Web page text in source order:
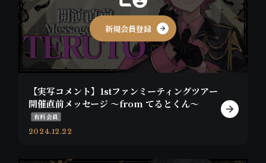
新規会員登録
【実写コメント】1stファンミーティングツアー
開催直前メッセージ 〜from てるとくん〜
有料会員
2024.12.22